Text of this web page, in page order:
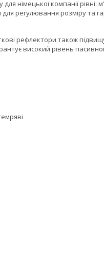
німецької компанії рівні:
регулювання розміру та
рефлектори також
високий рівень